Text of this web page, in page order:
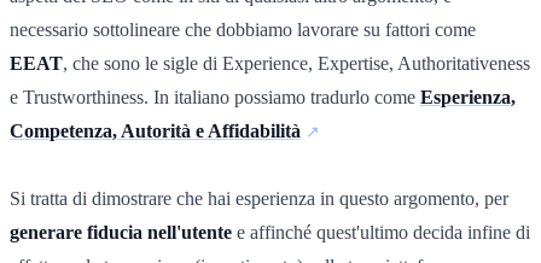
necessario sottolineare che dobbiamo lavorare su fattori come
EEAT, che sono le sigle di Experience, Expertise, Authoritativeness
e Trustworthiness. In italiano possiamo tradurlo come Esperienza,
Competenza, Autorità e Affidabilità
Si tratta di dimostrare che hai esperienza in questo argomento, per
generare fiducia nell'utente e affinché quest'ultimo decida infine di